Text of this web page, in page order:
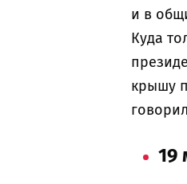
и в
Куда
крышу
19